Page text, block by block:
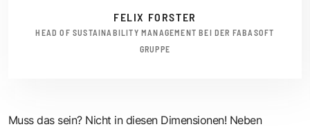
FELIX FORSTER
HEAD OF SUSTAINABILITY MANAGEMENT BEI DER FABASOFT
GRUPPE
Muss das sein? Nicht in diesen Dimensionen! Neben